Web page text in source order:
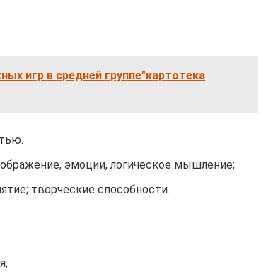
игр в средней группе"картотека
эмоции, логическое мышление;
творческие способности.